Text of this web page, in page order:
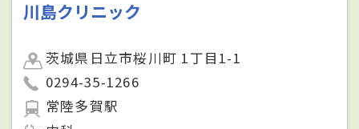
川島クリニック
茨城県日立市桜川町 1丁目1-1
0294-35-1266
常陸多賀駅